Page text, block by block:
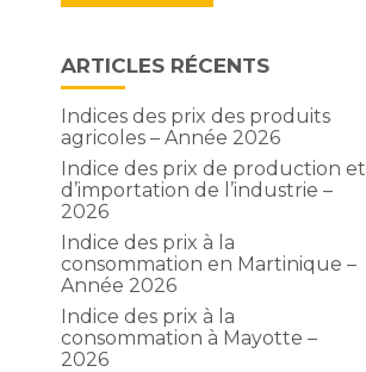
ARTICLES RÉCENTS
Indices des prix des produits
agricoles – Année 2026
Indice des prix de production et
d’importation de l’industrie –
2026
Indice des prix à la
consommation en Martinique –
Année 2026
Indice des prix à la
consommation à Mayotte –
2026